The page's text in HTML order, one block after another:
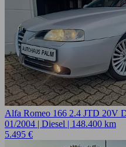
Alfa Romeo 166 2.4 JTD 20V
01/2004 | Diesel | 148.400 km
5.495 €